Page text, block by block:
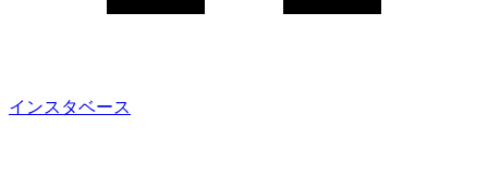
インスタベース